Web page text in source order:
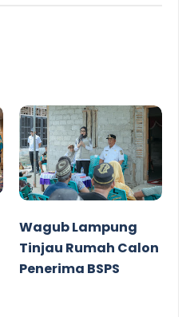
Wagub Lampung
Tinjau Rumah Calon
Penerima BSPS